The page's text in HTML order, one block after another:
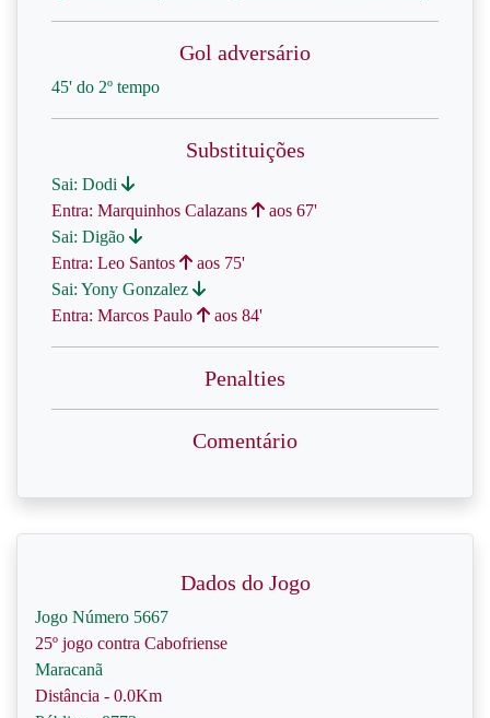
Gol adversário
45' do 2º tempo
Substituições
Sai: Dodi
Entra: Marquinhos Calazans
aos 67'
Sai: Digão
Entra: Leo Santos
aos 75'
Sai: Yony Gonzalez
Entra: Marcos Paulo
aos 84'
Penalties
Comentário
Dados do Jogo
Jogo Número 5667
25º jogo contra Cabofriense
Maracanã
Distância - 0.0Km